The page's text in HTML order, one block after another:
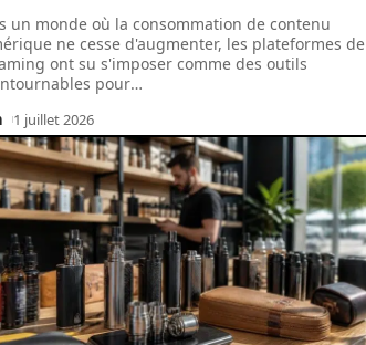
un monde où la consommation de contenu
ne cesse d'augmenter, les plateformes de
ont su s'imposer comme des outils
pour…
1 juillet 2026